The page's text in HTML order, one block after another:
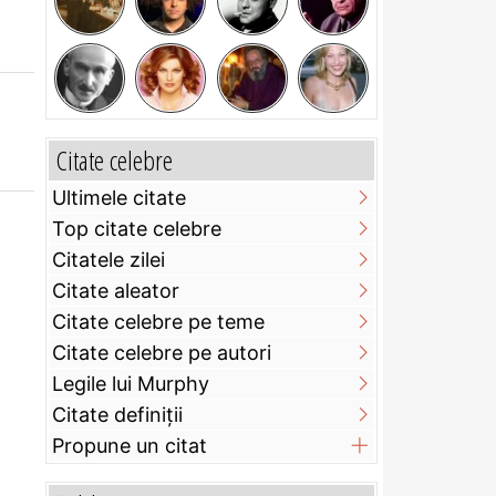
Citate celebre
Ultimele citate
Top citate celebre
Citatele zilei
Citate aleator
Citate celebre pe teme
Citate celebre pe autori
Legile lui Murphy
Citate definiţii
Propune un citat